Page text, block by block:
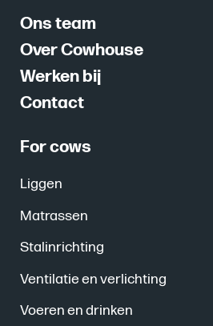
Ons team
Over Cowhouse
Werken bij
Contact
For cows
Liggen
Matrassen
Stalinrichting
Ventilatie en verlichting
Voeren en drinken